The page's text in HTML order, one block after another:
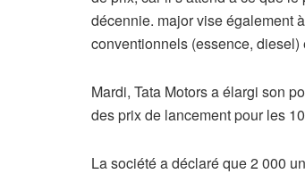
décennie. major vise également
conventionnels (essence, diesel)
Mardi, Tata Motors a élargi son
des prix de lancement pour les
La société a déclaré que 2 000